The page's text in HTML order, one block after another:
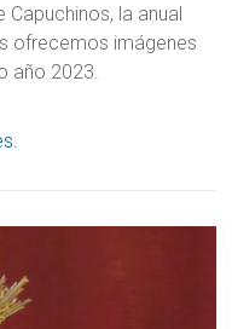
la anual
ofrecemos imágenes
año 2023.